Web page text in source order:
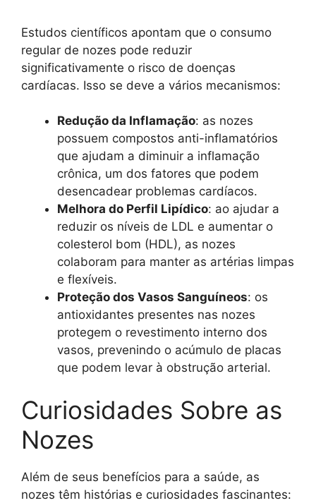
Estudos científicos apontam que o consumo
regular de nozes pode reduzir
significativamente o risco de doenças
cardíacas. Isso se deve a vários mecanismos:
Redução da Inflamação: as nozes
possuem compostos anti-inflamatórios
que ajudam a diminuir a inflamação
crônica, um dos fatores que podem
desencadear problemas cardíacos.
Melhora do Perfil Lipídico: ao ajudar a
reduzir os níveis de LDL e aumentar o
colesterol bom (HDL), as nozes
colaboram para manter as artérias limpas
e flexíveis.
Proteção dos Vasos Sanguíneos: os
antioxidantes presentes nas nozes
protegem o revestimento interno dos
vasos, prevenindo o acúmulo de placas
que podem levar à obstrução arterial.
Curiosidades Sobre as
Nozes
Além de seus benefícios para a saúde, as
nozes têm histórias e curiosidades fascinantes: